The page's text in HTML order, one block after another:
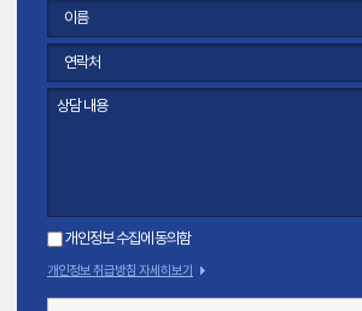
개인정보 수집에 동의함
개인정보 취급방침 자세히보기